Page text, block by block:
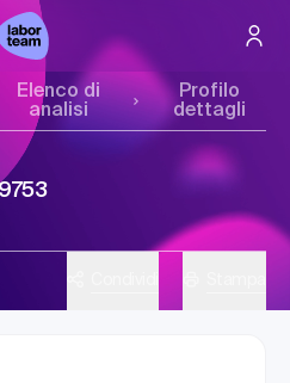
Elenco di
analisi
Profilo
dettagli